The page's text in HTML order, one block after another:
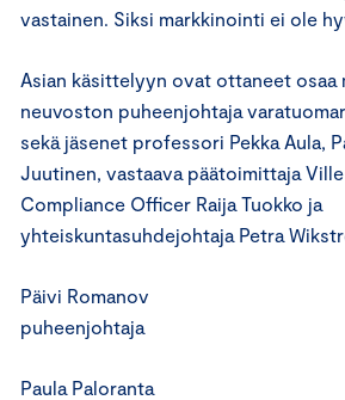
vastainen. Siksi markkinointi ei ole
Asian käsittelyyn ovat ottaneet osaa
neuvoston puheenjohtaja
sekä jäsenet professori Pekka Aula,
Juutinen, vastaava päätoimittaja
Compliance Officer Raija Tuokko ja
yhteiskuntasuhdejohtaja Petra
Päivi Romanov
puheenjohtaja
Paula Paloranta